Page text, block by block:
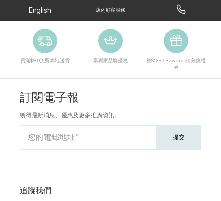
English 店內顧客服務
買滿$600免費本地送貨 享獨家品牌優惠
賺SOGO Rewards積分換禮
券
訂閱電子報
獲得最新消息、優惠及更多推廣資訊。
您的電郵地址 提交
追蹤我們